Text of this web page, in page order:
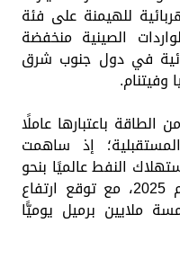
للهيمنة على فئة
الصينية منخفضة
في دول جنوب شرق
وفيتنام.
الطاقة باعتبارها عاملًا
إذ ساهمت
النفط عالميًا بنحو
1.7 مليون برميل يوميًا خلال عام 2025، مع توقع ارتفاع
ملايين برميل يوميًّا